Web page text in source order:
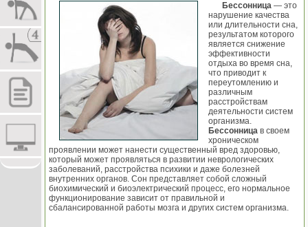
Бессонница — это
нарушение качества
или длительности сна,
результатом которого
является снижение
эффективности
отдыха во время сна,
что приводит к
переутомлению и
различным
расстройствам
деятельности систем
организма.
Бессонница в своем
хроническом
проявлении может нанести существенный вред здоровью,
который может проявляться в развитии неврологических
заболеваний, расстройства психики и даже болезней
внутренних органов. Сон представляет собой сложный
биохимический и биоэлектрический процесс, его нормальное
функционирование зависит от правильной и
сбалансированной работы мозга и других систем организма.